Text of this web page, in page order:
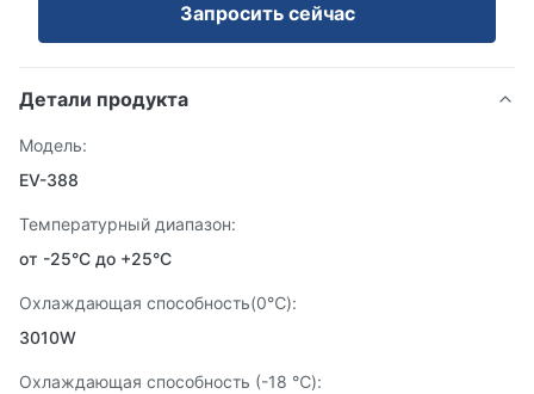
Запросить сейчас
Детали продукта
Модель:
EV-388
Температурный диапазон:
от -25°С до +25°С
Охлаждающая способность(0℃):
3010W
Охлаждающая способность (-18 ℃):